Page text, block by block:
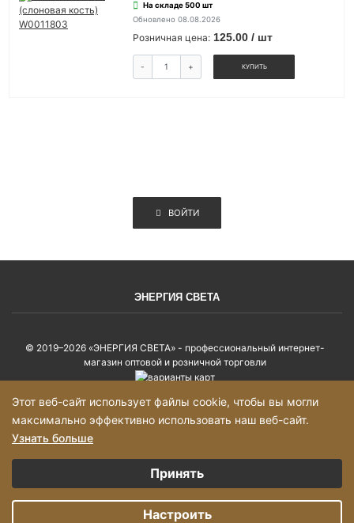
На складе 500 шт
Обновлено 08.08.2026
Розничная цена: 125.00 / шт
- + КУПИТЬ
ВОЙТИ
ЭНЕРГИЯ СВЕТА
© 2019–2026 «ЭНЕРГИЯ СВЕТА» - профессиональный интернет-
магазин оптовой и розничной торговли
Политика конфиденциальности
Карта сайта
Добавьте товары в корзину на сумму более 2000р и оформите заказ, с
Вами свяжется, менеджер!
Этот веб-сайт использует файлы cookie, чтобы вы могли
максимально эффективно использовать наш веб-сайт.
Узнать больше
Выберите настройки cookie
Аналитические/Функциональные
Принять
Настроить